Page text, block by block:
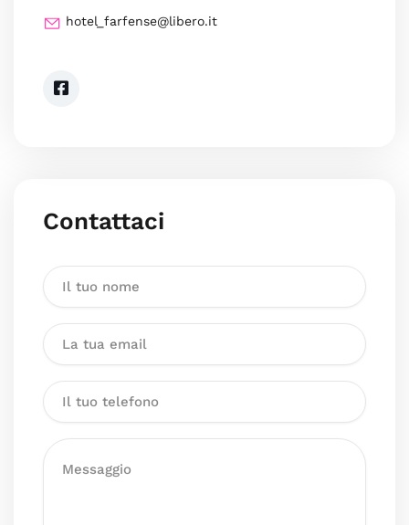
hotel_farfense@libero.it
Contattaci